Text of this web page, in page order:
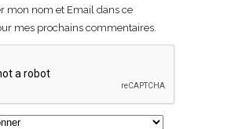
mon nom et Email dans ce
mes prochains commentaires.